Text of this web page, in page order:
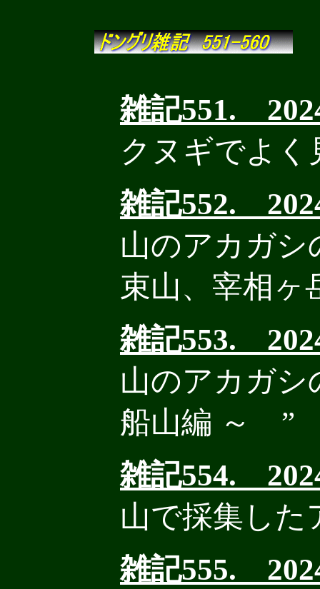
雑記551.
クヌギでよ
雑記552.
山のアカガ
束山、宰相
雑記553.
山のアカガ
船山編 ～ ”
雑記554.
山で採集し
雑記555.